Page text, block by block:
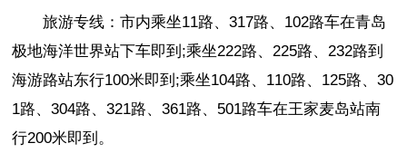
旅游专线：市内乘坐11路、317路、102路车在青岛
极地海洋世界站下车即到;乘坐222路、225路、232路到
海游路站东行100米即到;乘坐104路、110路、125路、30
1路、304路、321路、361路、501路车在王家麦岛站南
行200米即到。